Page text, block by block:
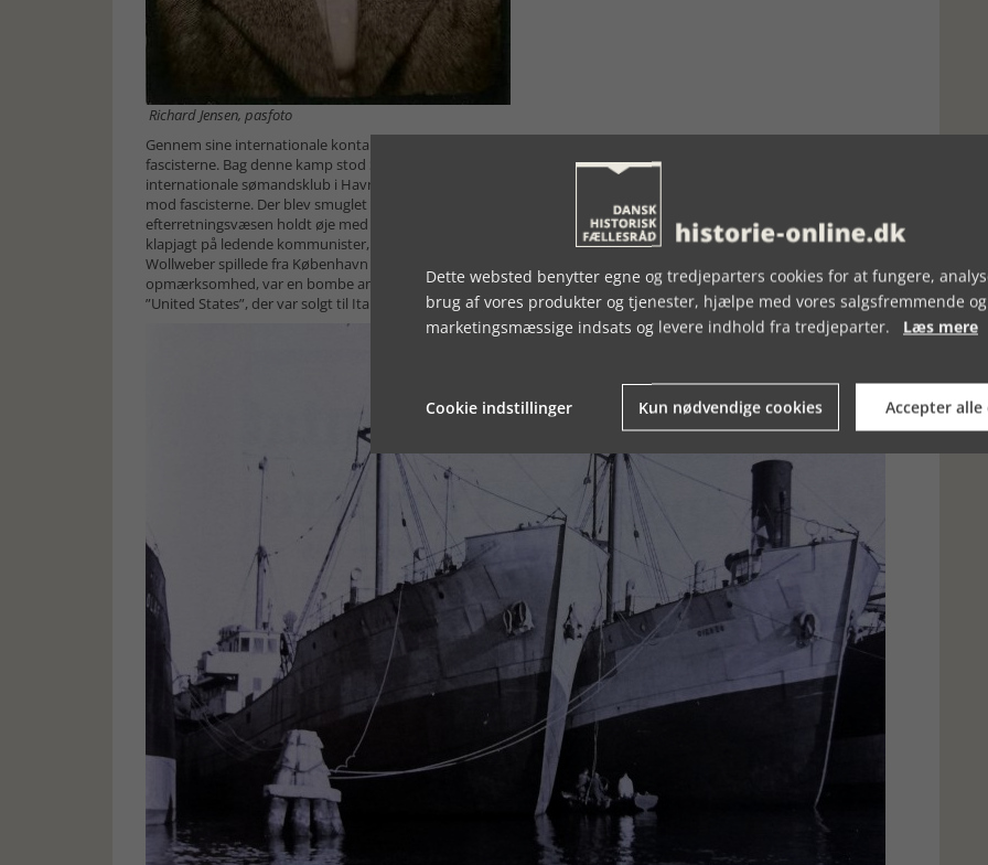
Richard Jensen, pasfoto
Gennem sine internationale kontakter fik Richard Jensen penge og våben til at organisere modstand mod
fascisterne. Bag denne kamp stod Sovjetunionen, som betragtede nazismen som en farlig fjende. Fra den
internationale sømandsklub i Havnegade blev planlagt diverse aktioner til støtte af den spanske regerings kamp
mod fascisterne. Der blev smuglet våben og sprængstoffer, og folk blev hjulpet til flugt. Det danske
efterretningsvæsen holdt øje med Richard Jensen og hans venner, og det tyske Gestapo, som efter 1933 indledte
klapjagt på ledende kommunister, sendte agenter til Danmark. Den flygtede tyske sømandsformand Ernst
Wollweber spillede fra København hovedrollen i kampen mod fascister og nazister. En af de sabotager, som vakte
opmærksomhed, var en bombe anbragt i en spansk trawler i Frederikshavn i 1938. Også en dansk amerikadamper
”United States”, der var solgt til Italien og skulle bruges som troppetransportskib, blev ødelagt.
Dette websted benytter egne og tredjeparters cookies for at fungere,
brug af vores produkter og tjenester, hjælpe med vores salgsfremmende og
marketingsmæssige indsats og levere indhold fra tredjeparter. Læs mere
Cookie indstillinger Kun nødvendige cookies Accepter alle